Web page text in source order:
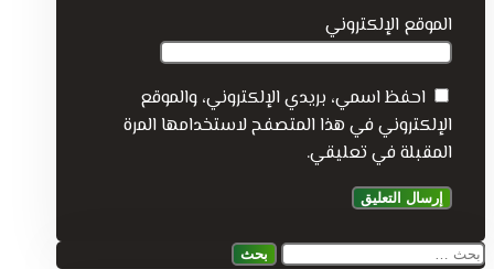
الموقع الإلكتروني
احفظ اسمي، بريدي الإلكتروني، والموقع
الإلكتروني في هذا المتصفح لاستخدامها المرة
المقبلة في تعليقي.
البحث